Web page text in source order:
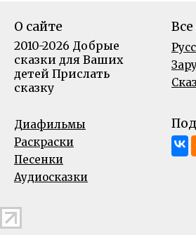
О сайте
2010-2026 Добрые
сказки для Ваших
детей Прислать
сказку
Все
Диафильмы
Раскраски
Песенки
Аудиосказки